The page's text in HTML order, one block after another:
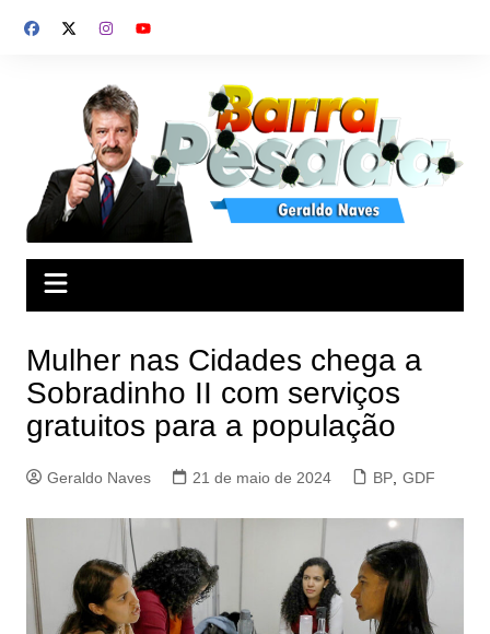
para
Mulher nas Cidades chega a
Sobradinho II com serviços
gratuitos para a população
Geraldo Naves 21 de maio de 2024 BP, GDF